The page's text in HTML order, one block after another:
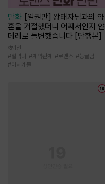
만화
[일권만] 왕태자님과의 약
혼을 거절했더니 어째서인지 얀
데레로 돌변했습니다 [단행본]
1천
#철벽녀 # 계약관계 #로맨스 #능글남
#이세계물